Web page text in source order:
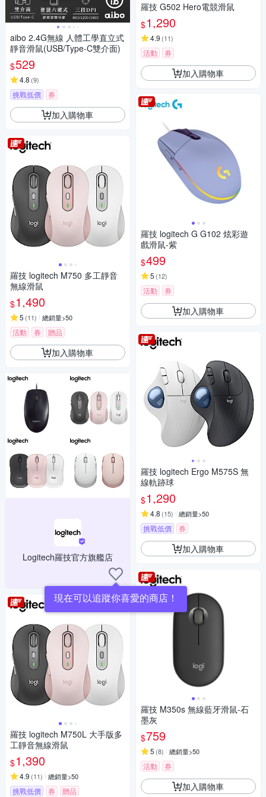
aibo 2.4G無線 人體工學直立式
靜音滑鼠(USB/Type-C雙介面)
$529
4.8 (9)
挑戰低價 券
加入購物車
羅技 logitech M750 多工靜音
無線滑鼠
$1,490
5 (11) 總銷量>50
活動 券 贈品
加入購物車
Logitech羅技官方旗艦店
現在可以追蹤你喜愛的商店！
羅技 logitech M750L 大手版多
工靜音無線滑鼠
$1,390
4.9 (11) 總銷量>50
挑戰低價 券 贈品
羅技 G502 Hero電競滑鼠
$1,290
4.9 (11)
活動 券
加入購物車
羅技 logitech G G102 炫彩遊
戲滑鼠-紫
$499
5 (12)
活動 券
加入購物車
羅技 logitech Ergo M575S 無
線軌跡球
$1,290
4.8 (15) 總銷量>50
挑戰低價 券
加入購物車
羅技 M350s 無線藍牙滑鼠-石
墨灰
$759
5 (8) 總銷量>50
活動 券
加入購物車